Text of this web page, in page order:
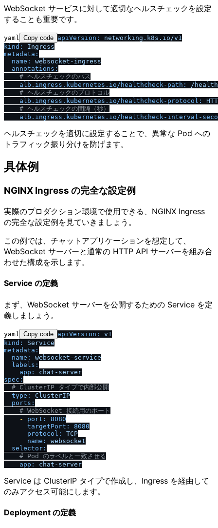
WebSocket サービスに対して適切なヘルスチェックを設定
することも重要です。
yaml Copy code apiVersion: networking.k8s.io /v1
kind:
Ingress
metadata:
name:
websocket-ingress
annotations:
# ヘルスチェックのパス
alb.ingress.kubernetes.io / healthcheck-path: / health
# ヘルスチェックのプロトコル
alb.ingress.kubernetes.io / healthcheck-protocol:
# ヘルスチェックの間隔（秒）
alb.ingress.kubernetes.io / healthcheck-interval-
ヘルスチェックを適切に設定することで、異常な Pod への
トラフィック振り分けを防げます。
具体例
NGINX Ingress の完全な設定例
実際のプロダクション環境で使用できる、NGINX Ingress
の完全な設定例を見ていきましょう。
この例では、チャットアプリケーションを想定して、
WebSocket サーバーと通常の HTTP API サーバーを組み合
わせた構成を示します。
Service の定義
まず、WebSocket サーバーを公開するための Service を定
義しましょう。
yaml Copy code apiVersion:
v1
kind:
Service
metadata:
name:
websocket-service
labels:
app:
chat-server
spec:
# ClusterIP タイプで内部公開
type:
ClusterIP
ports:
# WebSocket 接続用のポート
-
port:
8080
targetPort:
8080
protocol:
TCP
name:
websocket
selector:
# Pod のラベルと一致させる
app:
chat-server
Service は ClusterIP タイプで作成し、Ingress を経由して
のみアクセス可能にします。
Deployment の定義